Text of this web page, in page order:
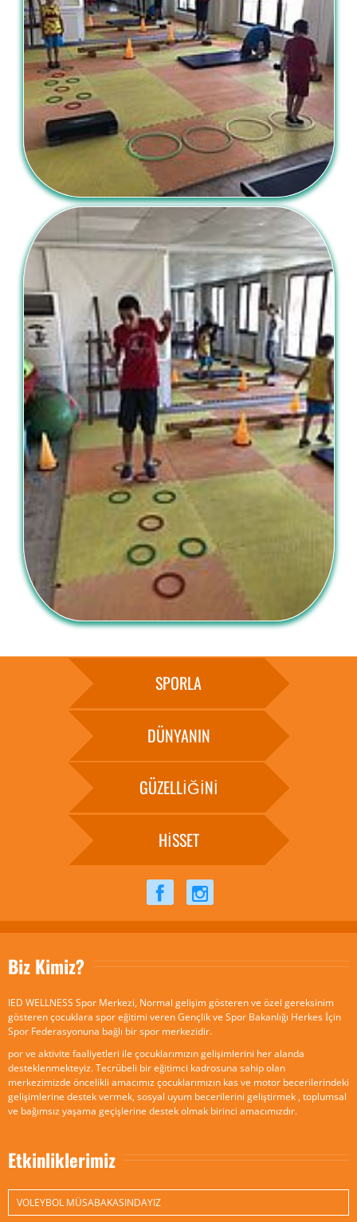
SPORLA
DÜNYANIN
GÜZELLİĞİNİ
HİSSET
Biz Kimiz?
IED WELLNESS Spor Merkezi, Normal gelişim gösteren ve özel gereksinim
gösteren çocuklara spor eğitimi veren Gençlik ve Spor Bakanlığı Herkes İçin
Spor Federasyonuna bağlı bir spor merkezidir.
por ve aktivite faaliyetleri ile çocuklarımızın gelişimlerini her alanda
desteklenmekteyiz. Tecrübeli bir eğitimci kadrosuna sahip olan
merkezimizde öncelikli amacımız çocuklarımızın kas ve motor becerilerindeki
gelişimlerine destek vermek, sosyal uyum becerilerini geliştirmek , toplumsal
ve bağımsız yaşama geçişlerine destek olmak birinci amacımızdır.
Etkinliklerimiz
VOLEYBOL MÜSABAKASINDAYIZ